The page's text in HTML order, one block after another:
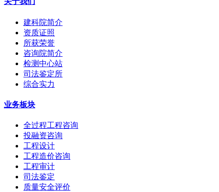
建科院简介
资质证照
所获荣誉
咨询院简介
检测中心站
司法鉴定所
综合实力
业务板块
全过程工程咨询
投融资咨询
工程设计
工程造价咨询
工程审计
司法鉴定
质量安全评价